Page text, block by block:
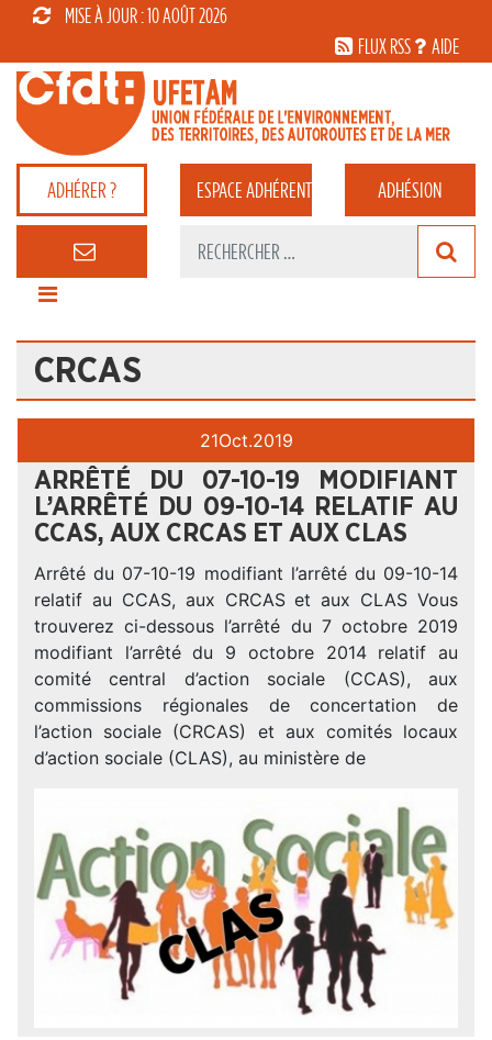
MISE À JOUR : 10 AOÛT 2026
FLUX RSS
AIDE
ADHÉRER ? ESPACEADHÉRENT ADHÉSION
CRCAS
21Oct.2019
ARRÊTÉ DU 07-10-19 MODIFIANT
L’ARRÊTÉ DU 09-10-14 RELATIF AU
CCAS, AUX CRCAS ET AUX CLAS
Arrêté du 07-10-19 modifiant l’arrêté du 09-10-14
relatif au CCAS, aux CRCAS et aux CLAS Vous
trouverez ci-dessous l’arrêté du 7 octobre 2019
modifiant l’arrêté du 9 octobre 2014 relatif au
comité central d’action sociale (CCAS), aux
commissions régionales de concertation de
l’action sociale (CRCAS) et aux comités locaux
d’action sociale (CLAS), au ministère de